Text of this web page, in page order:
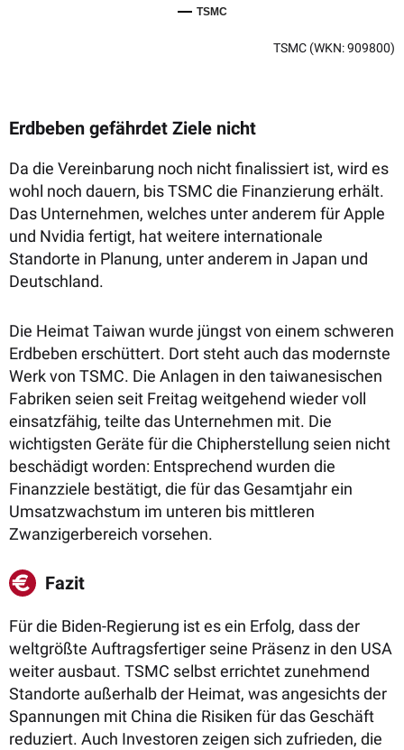
TSMC
TSMC (WKN: 909800)
Erdbeben gefährdet Ziele nicht
Da die Vereinbarung noch nicht finalissiert ist, wird es
wohl noch dauern, bis TSMC die Finanzierung erhält.
Das Unternehmen, welches unter anderem für Apple
und Nvidia fertigt, hat weitere internationale
Standorte in Planung, unter anderem in Japan und
Deutschland.
Die Heimat Taiwan wurde jüngst von einem schweren
Erdbeben erschüttert. Dort steht auch das modernste
Werk von TSMC. Die Anlagen in den taiwanesischen
Fabriken seien seit Freitag weitgehend wieder voll
einsatzfähig, teilte das Unternehmen mit. Die
wichtigsten Geräte für die Chipherstellung seien nicht
beschädigt worden: Entsprechend wurden die
Finanzziele bestätigt, die für das Gesamtjahr ein
Umsatzwachstum im unteren bis mittleren
Zwanzigerbereich vorsehen.
Fazit
Für die Biden-Regierung ist es ein Erfolg, dass der
weltgrößte Auftragsfertiger seine Präsenz in den USA
weiter ausbaut. TSMC selbst errichtet zunehmend
Standorte außerhalb der Heimat, was angesichts der
Spannungen mit China die Risiken für das Geschäft
reduziert. Auch Investoren zeigen sich zufrieden, die